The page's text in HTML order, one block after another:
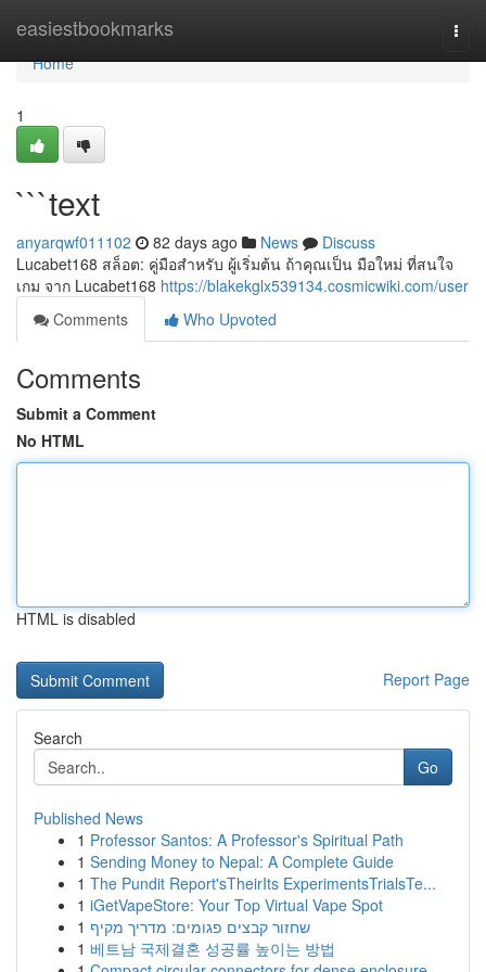
easiestbookmarks
Home
Home
1
```text
anyarqwf011102 82 days ago News
Discuss
Lucabet168 สล็อต: คู่มือสำหรับ ผู้เริ่มต้น ถ้าคุณเป็น มือใหม่ ที่สนใจ
เกม จาก Lucabet168 https://blakekglx539134.cosmicwiki.com/user
Comments
Who Upvoted
Comments
Submit a Comment
No HTML
HTML is disabled
Report Page
Search
Go
Published News
1 Professor Santos: A Professor's Spiritual Path
1 Sending Money to Nepal: A Complete Guide
1 The Pundit Report'sTheirIts ExperimentsTrialsTe...
1 iGetVapeStore: Your Top Virtual Vape Spot
1 שחזור קבצים פגומים: מדריך מקיף
1 베트남 국제결혼 성공률 높이는 방법